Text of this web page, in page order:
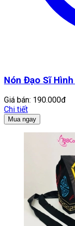
Nón Đạo Sĩ
Giá bán: 190.000đ
Chi tiết
Mua ngay